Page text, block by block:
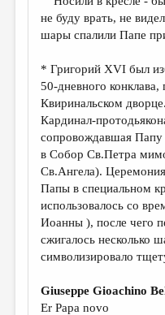
не буду врать, не
шары спалили Папе
* Григорий XVI был
50-дневного конклава,
Квиринальском
Кардинал-
сопровождавшая Папу
в Собор Св.Петра
Св.Ангела).
Папы в специальном
использовалось со
Иоанны ), после чего
сжигалось несколько
символизировало
Giuseppe Gioachino
Er Papa novo